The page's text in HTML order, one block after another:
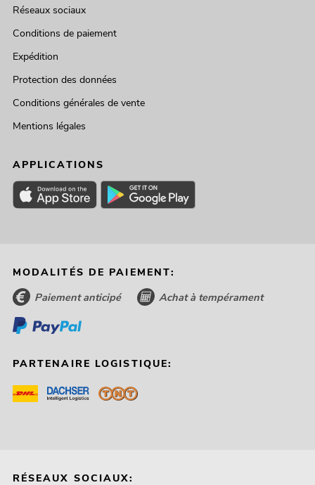
Réseaux sociaux
Conditions de paiement
Expédition
Protection des données
Conditions générales de vente
Mentions légales
APPLICATIONS
MODALITÉS DE PAIEMENT:
Paiement anticipé Achat à tempérament
PARTENAIRE LOGISTIQUE:
RÉSEAUX SOCIAUX: